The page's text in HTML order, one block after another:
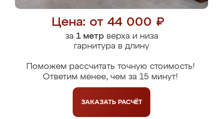
Цена: от 44 000 ₽
за 1 метрверха и низа
гарнитура в длину
Поможем рассчитать точную стоимость!
Ответим менее, чем за 15 минут!
ЗАКАЗАТЬ РАСЧЁТ